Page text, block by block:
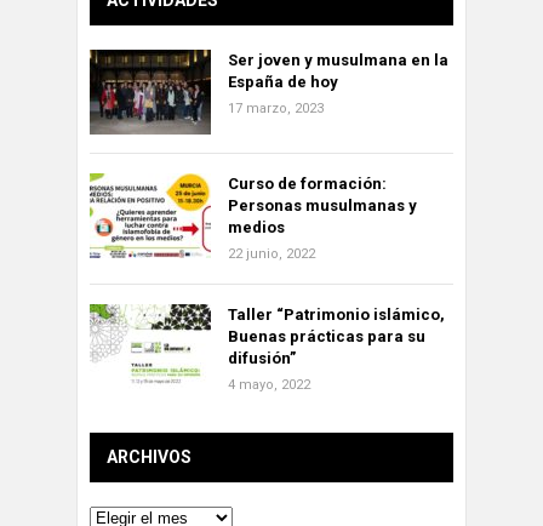
Ser joven y musulmana en la
España de hoy
17 marzo, 2023
Curso de formación:
Personas musulmanas y
medios
22 junio, 2022
Taller “Patrimonio islámico,
Buenas prácticas para su
difusión”
4 mayo, 2022
ARCHIVOS
Archivos